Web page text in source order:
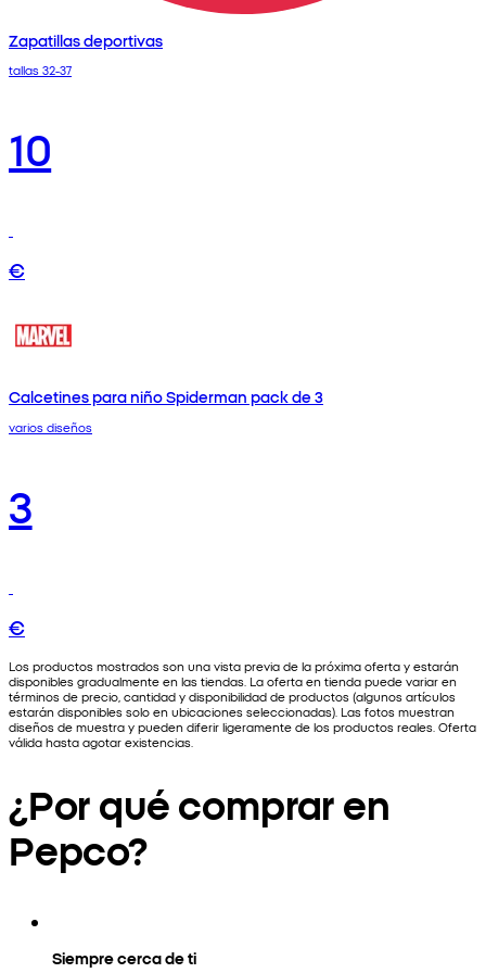
Zapatillas deportivas
tallas 32-37
10
€
Calcetines para niño Spiderman pack de 3
varios diseños
3
€
Los productos mostrados son una vista previa de la próxima oferta y estarán
disponibles gradualmente en las tiendas. La oferta en tienda puede variar en
términos de precio, cantidad y disponibilidad de productos (algunos artículos
estarán disponibles solo en ubicaciones seleccionadas). Las fotos muestran
diseños de muestra y pueden diferir ligeramente de los productos reales. Oferta
válida hasta agotar existencias.
¿Por qué comprar en
Pepco?
Siempre cerca de ti